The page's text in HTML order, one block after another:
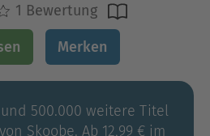
1 Bewertung
Merken
500.000 weitere Titel
Skoobe. Ab 12,99 € im